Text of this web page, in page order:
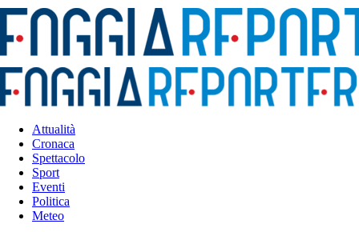
Attualità
Cronaca
Spettacolo
Sport
Eventi
Politica
Meteo